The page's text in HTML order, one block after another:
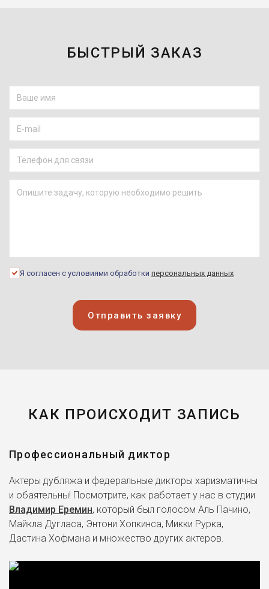
БЫСТРЫЙ ЗАКАЗ
Я согласен с условиями обработки персональных данных
Отправить заявку
КАК ПРОИСХОДИТ ЗАПИСЬ
Профессиональный диктор
Актеры дубляжа и федеральные дикторы харизматичны
и обаятельны! Посмотрите, как работает у нас в студии
Владимир Еремин, который был голосом Аль Пачино,
Майкла Дугласа, Энтони Хопкинса, Микки Рурка,
Дастина Хофмана и множество других актеров.